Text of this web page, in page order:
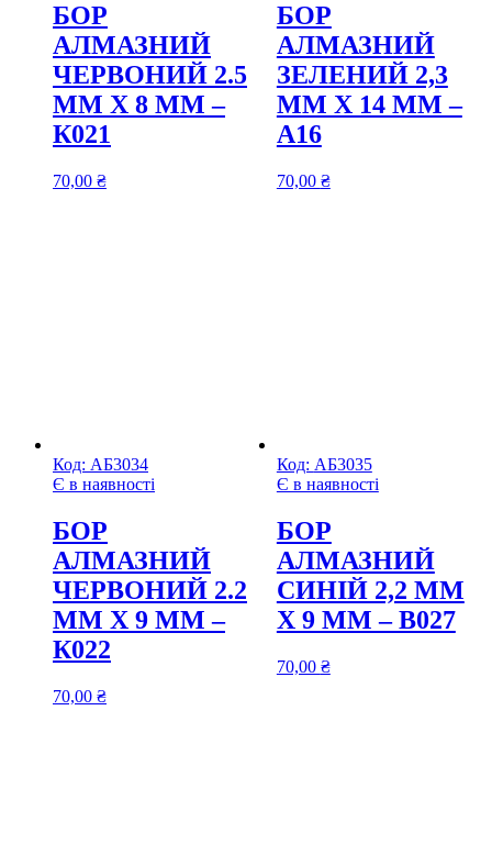
БОР
АЛМАЗНИЙ
ЧЕРВОНИЙ 2.5
ММ Х 8 ММ –
К021
70,00 ₴
БОР
АЛМАЗНИЙ
ЗЕЛЕНИЙ 2,3
ММ Х 14 ММ –
A16
70,00 ₴
Код: АБ3034
Є в наявності
БОР
АЛМАЗНИЙ
ЧЕРВОНИЙ 2.2
ММ Х 9 ММ –
К022
70,00 ₴
Код: АБ3035
Є в наявності
БОР
АЛМАЗНИЙ
СИНІЙ 2,2 ММ
Х 9 ММ – В027
70,00 ₴